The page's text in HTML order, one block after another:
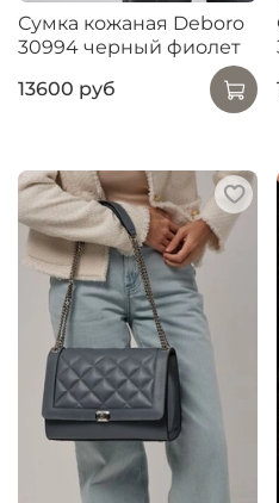
Сумка кожаная Deboro
30994 черный фиолет
13600 руб